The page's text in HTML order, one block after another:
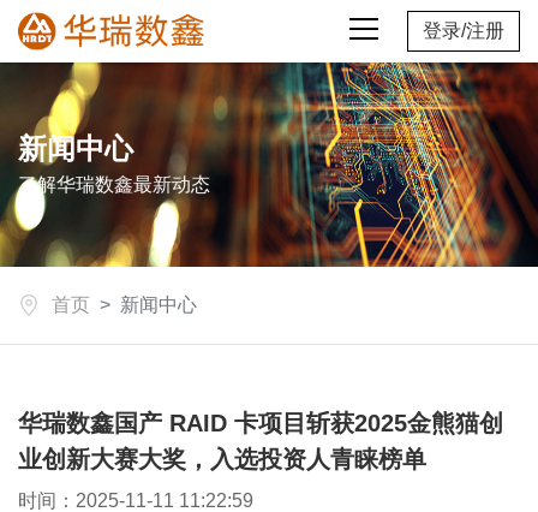
登录/注册
新闻中心
了解华瑞数鑫最新动态
首页 新闻中心
华瑞数鑫国产 RAID 卡项目斩获2025金熊猫创
业创新大赛大奖，入选投资人青睐榜单
时间：2025-11-11 11:22:59